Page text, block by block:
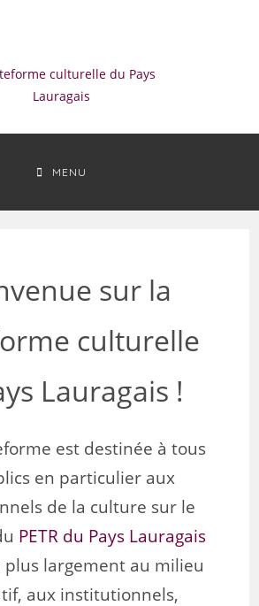
MENU
sur la
culturelle
Lauragais !
est destinée à tous
en particulier aux
de la culture sur le
PETR du Pays Lauragais
plus largement au milieu
aux institutionnels,